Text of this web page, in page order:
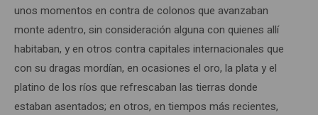
unos momentos en contra de colonos que avanzaban
monte adentro, sin consideración alguna con quienes allí
habitaban, y en otros contra capitales internacionales que
con su dragas mordían, en ocasiones el oro, la plata y el
platino de los ríos que refrescaban las tierras donde
estaban asentados; en otros, en tiempos más recientes,